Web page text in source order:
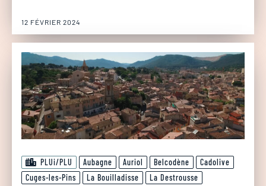
12 FÉVRIER 2024
PLUi/PLU Aubagne Auriol Belcodène
Cadolive
Cuges-les-Pins
La Bouilladisse
La Destrousse